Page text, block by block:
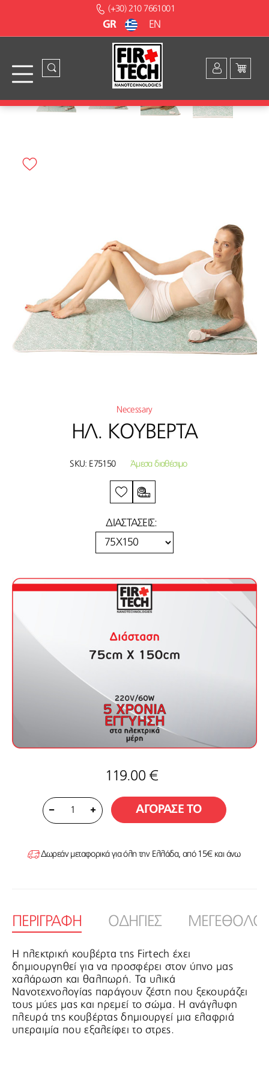
(+30) 210 7661001
GR EN
Necessary
ΗΛ. ΚΟΥΒΕΡΤΑ
SKU: E75150 Άμεσα διαθέσιμο
ΔΙΑΣΤΑΣΕΙΣ:
119.00 €
1 ΑΓΟΡΑΣΕ ΤΟ
Δωρεάν μεταφορικά για όλη την Ελλάδα, από 15€ και άνω
ΠΕΡΙΓΡΑΦΗ ΟΔΗΓΙΕΣ
Η ηλεκτρική κουβέρτα της Firtech έχει
δημιουργηθεί για να προσφέρει στον ύπνο μας
χαλάρωση και θαλπωρή. Τα υλικά
Νανοτεχνολογίας παράγουν ζέστη που ξεκουράζει
τους μύες μας και ηρεμεί το σώμα. Η ανάγλυφη
πλευρά της κουβέρτας δημιουργεί μια ελαφριά
υπεραιμία που εξαλείφει το στρες.